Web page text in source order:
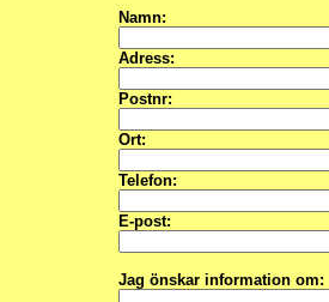
Namn:
Adress:
Postnr:
Ort:
Telefon:
E-post:
Jag önskar information om: